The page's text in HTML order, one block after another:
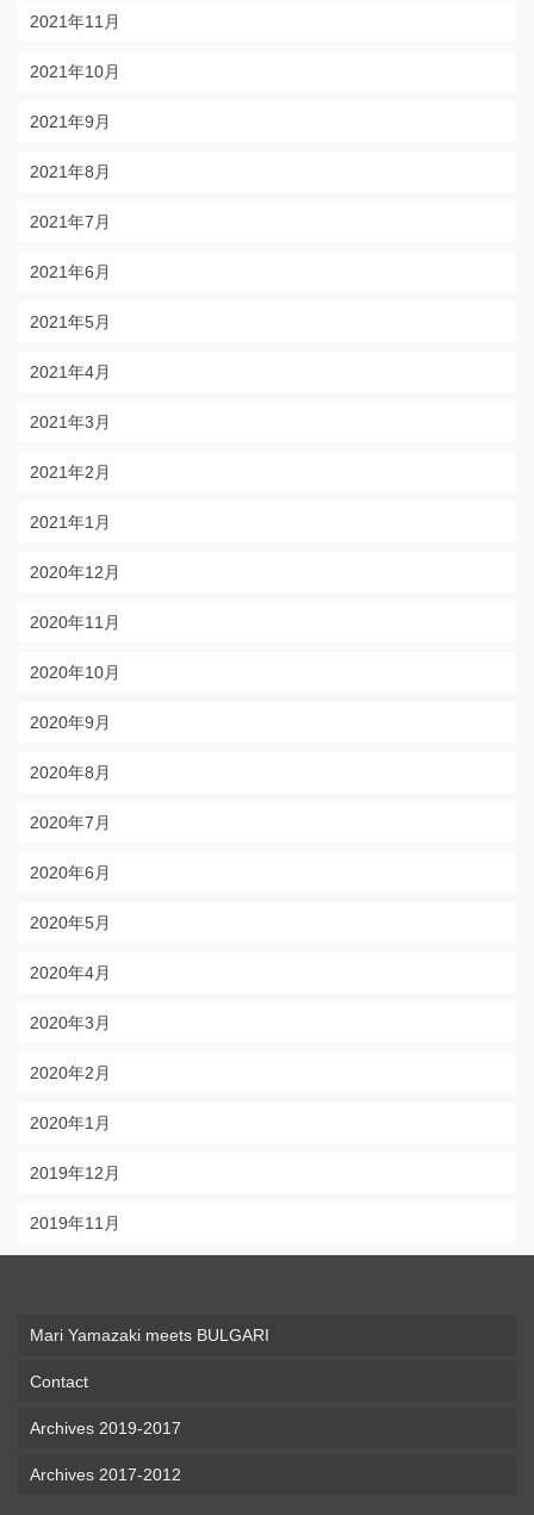
2021年11月
2021年10月
2021年9月
2021年8月
2021年7月
2021年6月
2021年5月
2021年4月
2021年3月
2021年2月
2021年1月
2020年12月
2020年11月
2020年10月
2020年9月
2020年8月
2020年7月
2020年6月
2020年5月
2020年4月
2020年3月
2020年2月
2020年1月
2019年12月
2019年11月
Mari Yamazaki meets BULGARI
Contact
Archives 2019-2017
Archives 2017-2012